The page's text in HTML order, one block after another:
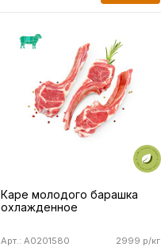
Каре молодого барашка
охлажденное
2999 р/кг
Арт.: A0201580